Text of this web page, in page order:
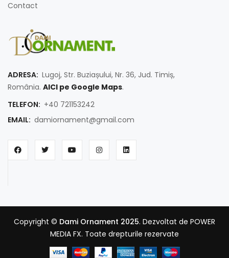
Contact
ADRESA: Lugoj, Str. Buziașului, Nr. 36, Jud. Timiș,
România. AICI pe Google Maps.
TELEFON: +40 721153242
EMAIL: damiornament@gmail.com
Copyright © Dami Ornament 2025. Dezvoltat de POWER
MEDIA FX. Toate drepturile rezervate